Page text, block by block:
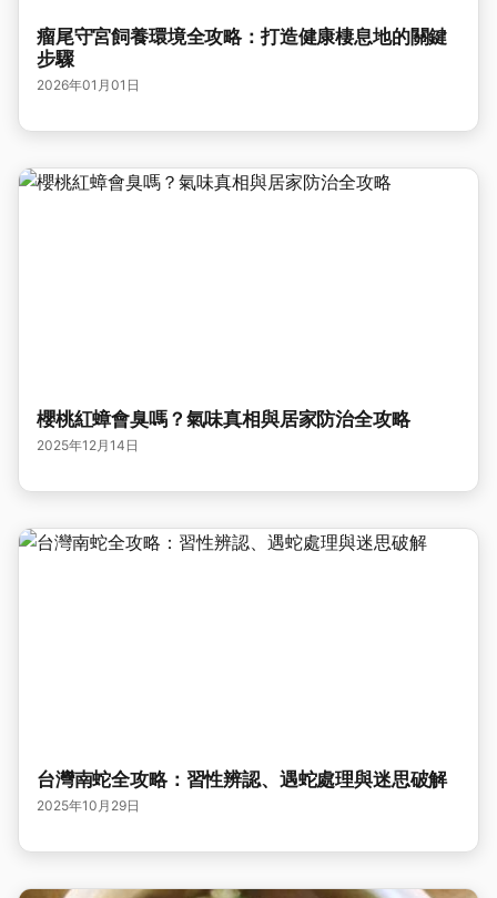
瘤尾守宮飼養環境全攻略：打造健康棲息地的關鍵
步驟
2026年01月01日
櫻桃紅蟑會臭嗎？氣味真相與居家防治全攻略
2025年12月14日
台灣南蛇全攻略：習性辨認、遇蛇處理與迷思破解
2025年10月29日